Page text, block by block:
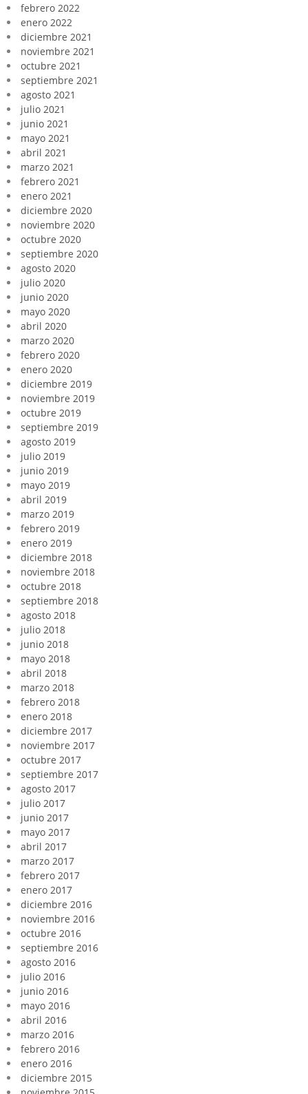
febrero 2022
enero 2022
diciembre 2021
noviembre 2021
octubre 2021
septiembre 2021
agosto 2021
julio 2021
junio 2021
mayo 2021
abril 2021
marzo 2021
febrero 2021
enero 2021
diciembre 2020
noviembre 2020
octubre 2020
septiembre 2020
agosto 2020
julio 2020
junio 2020
mayo 2020
abril 2020
marzo 2020
febrero 2020
enero 2020
diciembre 2019
noviembre 2019
octubre 2019
septiembre 2019
agosto 2019
julio 2019
junio 2019
mayo 2019
abril 2019
marzo 2019
febrero 2019
enero 2019
diciembre 2018
noviembre 2018
octubre 2018
septiembre 2018
agosto 2018
julio 2018
junio 2018
mayo 2018
abril 2018
marzo 2018
febrero 2018
enero 2018
diciembre 2017
noviembre 2017
octubre 2017
septiembre 2017
agosto 2017
julio 2017
junio 2017
mayo 2017
abril 2017
marzo 2017
febrero 2017
enero 2017
diciembre 2016
noviembre 2016
octubre 2016
septiembre 2016
agosto 2016
julio 2016
junio 2016
mayo 2016
abril 2016
marzo 2016
febrero 2016
enero 2016
diciembre 2015